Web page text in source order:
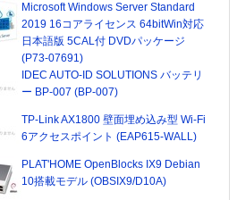
Microsoft Windows Server Standard
2019 16コアライセンス 64bitWin対応
日本語版 5CAL付 DVDパッケージ
(P73-07691)
IDEC AUTO-ID SOLUTIONS バッテリ
ー BP-007 (BP-007)
TP-Link AX1800 壁面埋め込み型 Wi-Fi
6アクセスポイント (EAP615-WALL)
PLAT'HOME OpenBlocks IX9 Debian
10搭載モデル (OBSIX9/D10A)